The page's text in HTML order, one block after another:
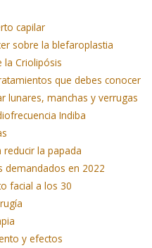
capilar
sobre la blefaroplastia
la Criolipósis
que debes conocer
lunares, manchas y verrugas
Indiba
reducir la papada
demandados en 2022
facial a los 30
y efectos